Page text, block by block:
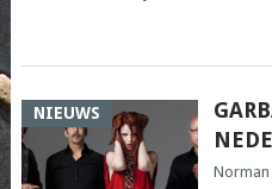
NIEUWS
Norman